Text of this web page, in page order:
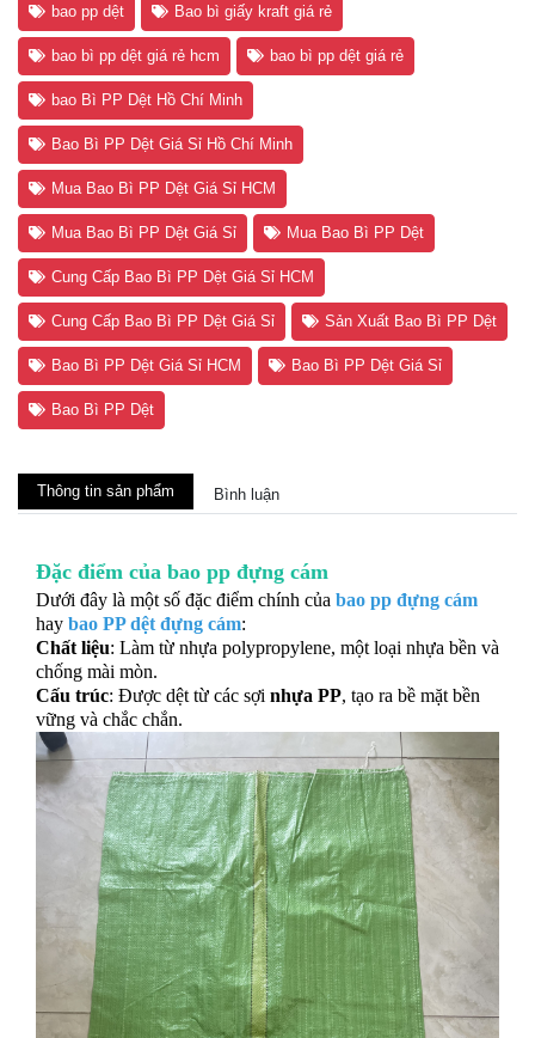
bao pp dệt Bao bì giấy kraft giá rẻ
bao bì pp dệt giá rẻ hcm bao bì pp dệt giá rẻ
bao Bì PP Dệt Hồ Chí Minh
Bao Bì PP Dệt Giá Sỉ Hồ Chí Minh
Mua Bao Bì PP Dệt Giá Sỉ HCM
Mua Bao Bì PP Dệt Giá Sỉ Mua Bao Bì PP Dệt
Cung Cấp Bao Bì PP Dệt Giá Sỉ HCM
Cung Cấp Bao Bì PP Dệt Giá Sỉ Sản Xuất Bao Bì PP Dệt
Bao Bì PP Dệt Giá Sỉ HCM Bao Bì PP Dệt Giá Sỉ
Bao Bì PP Dệt
Thông tin sản phẩm Bình luận
Đặc điểm của bao pp đựng cám
Dưới đây là một số đặc điểm chính của bao pp đựng cám
hay bao PP dệt đựng cám:
Chất liệu: Làm từ nhựa polypropylene, một loại nhựa bền và
chống mài mòn.
Cấu trúc: Được dệt từ các sợi nhựa PP, tạo ra bề mặt bền
vững và chắc chắn.